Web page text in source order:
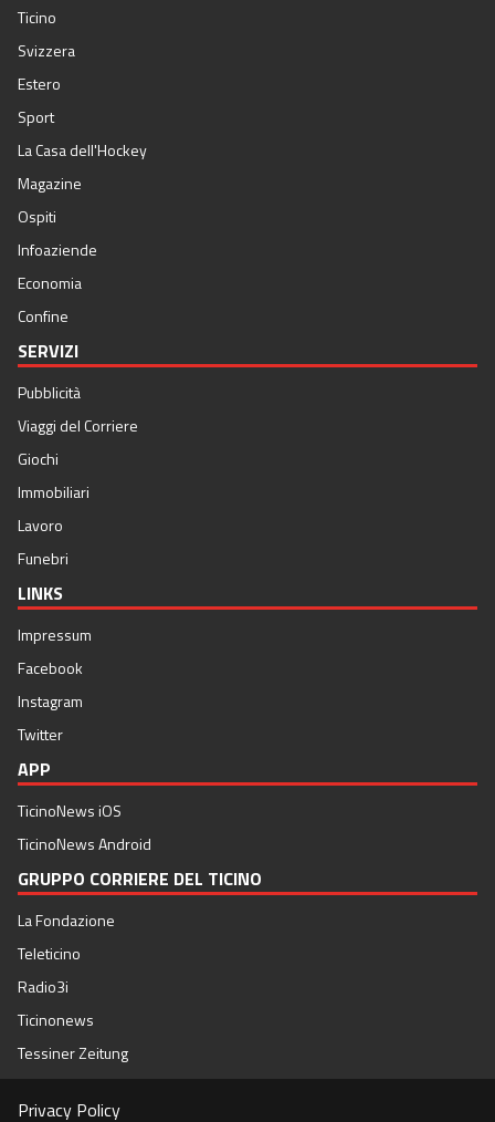
Ticino
Svizzera
Estero
Sport
La Casa dell'Hockey
Magazine
Ospiti
Infoaziende
Economia
Confine
SERVIZI
Pubblicità
Viaggi del Corriere
Giochi
Immobiliari
Lavoro
Funebri
LINKS
Impressum
Facebook
Instagram
Twitter
APP
TicinoNews iOS
TicinoNews Android
GRUPPO CORRIERE DEL TICINO
La Fondazione
Teleticino
Radio3i
Ticinonews
Tessiner Zeitung
Privacy Policy